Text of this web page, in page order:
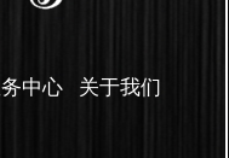
中心 关于我们